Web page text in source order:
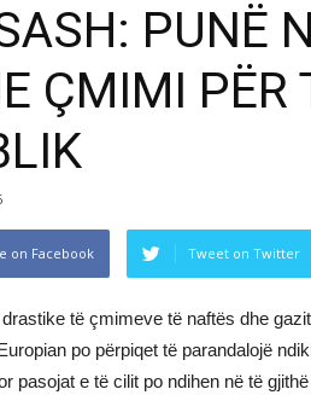
PUNË
ÇMIMI PËR
on Facebook Tweet on Twitter
të çmimeve të naftës dhe
po përpiqet të parandalojë
pasojat e të cilit po ndihen në të